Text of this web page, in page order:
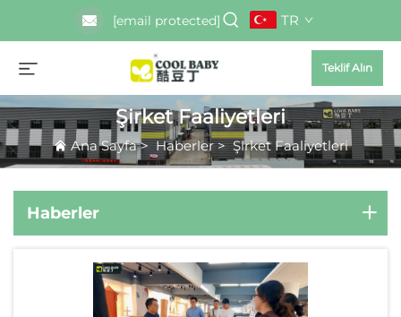
[email protected] TR
Teklif Alın
Şirket Faaliyetleri
Ana Sayfa>Haberler>Şirket Faaliyetleri
Haberler